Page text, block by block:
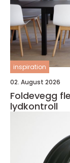
inspiration
02. August 2026
Foldevegg fleksibel romdeling med god
lydkontroll